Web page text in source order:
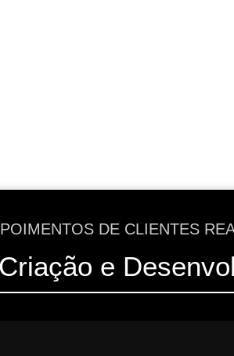
DE CLIENTES
e